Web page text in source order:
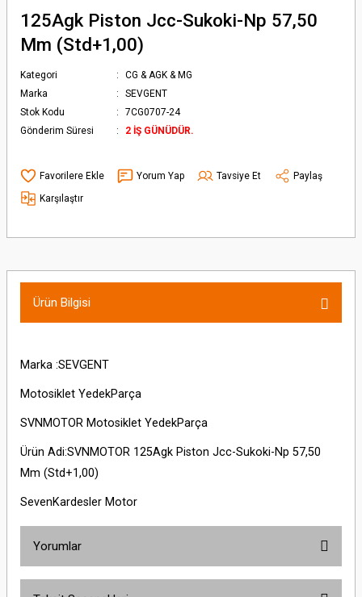
125Agk Piston Jcc-Sukoki-Np 57,50
Mm (Std+1,00)
Kategori
CG & AGK & MG
Marka
SEVGENT
Stok Kodu
7CG0707-24
Gönderim Süresi
2 İŞ GÜNÜDÜR.
Yorum Yap Tavsiye Et
Paylaş
Karşılaştır
Ürün Bilgisi
Marka :SEVGENT
Motosiklet YedekParça
SVNMOTOR Motosiklet YedekParça
Ürün Adi:SVNMOTOR 125Agk Piston Jcc-Sukoki-Np 57,50
Mm (Std+1,00)
SevenKardesler Motor
Yorumlar